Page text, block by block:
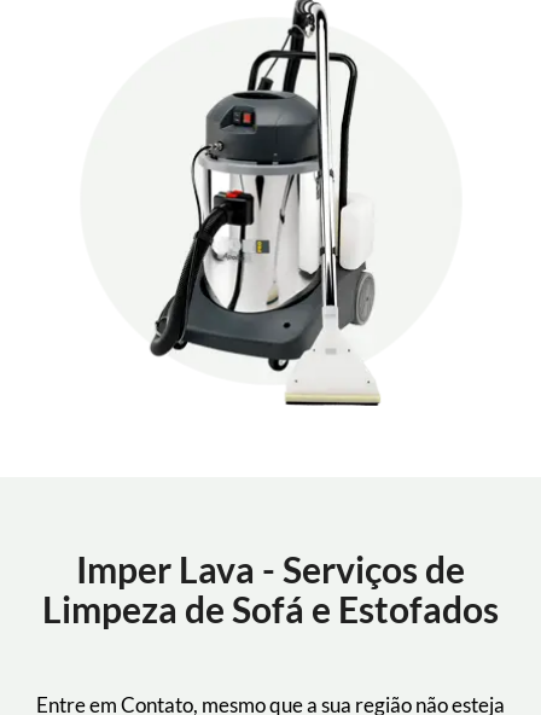
Imper Lava - Serviços de
Limpeza de Sofá e Estofados
Entre em Contato, mesmo que a sua região não esteja